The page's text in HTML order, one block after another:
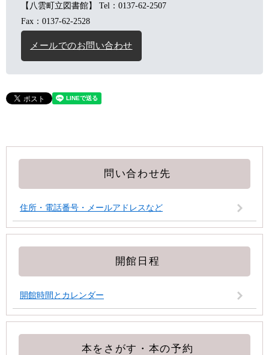
【八雲町立図書館】
Tel：0137-62-2507
Fax：0137-62-2528
メールでのお問い合わせ
問い合わせ先
住所・電話番号・メールアドレスなど
開館日程
開館時間とカレンダー
本をさがす・本の予約